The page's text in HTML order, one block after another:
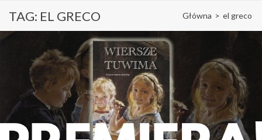
content
dla
TAG: EL GRECO Główna > el greco